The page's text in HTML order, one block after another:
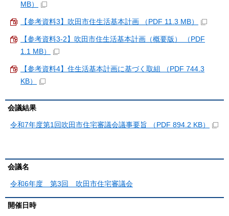
MB）
【参考資料3】吹田市住生活基本計画 （PDF 11.3 MB）
【参考資料3-2】吹田市住生活基本計画（概要版） （PDF
1.1 MB）
【参考資料4】住生活基本計画に基づく取組 （PDF 744.3
KB）
会議結果
令和7年度第1回吹田市住宅審議会議事要旨 （PDF 894.2 KB）
会議名
令和6年度 第3回 吹田市住宅審議会
開催日時